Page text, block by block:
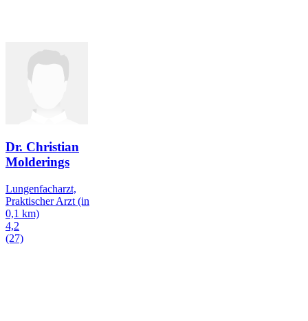
Dr. Christian
Molderings
Lungenfacharzt,
Praktischer Arzt (in
0,1 km)
4,2
(27)